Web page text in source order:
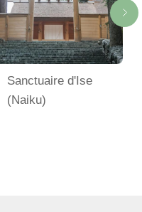
Sanctuaire d'Ise
(Naiku)